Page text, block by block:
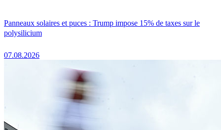
Panneaux solaires et puces : Trump impose 15% de taxes sur le
polysilicium
07.08.2026